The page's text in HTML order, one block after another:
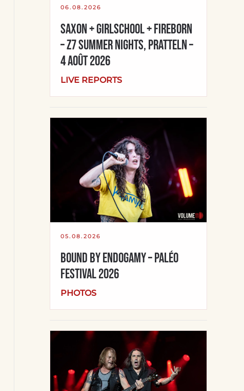
06.08.2026
SAXON + GIRLSCHOOL + FIREBORN
– Z7 Summer Nights, Pratteln –
4 août 2026
LIVE REPORTS
05.08.2026
BOUND BY ENDOGAMY – Paléo
Festival 2026
PHOTOS